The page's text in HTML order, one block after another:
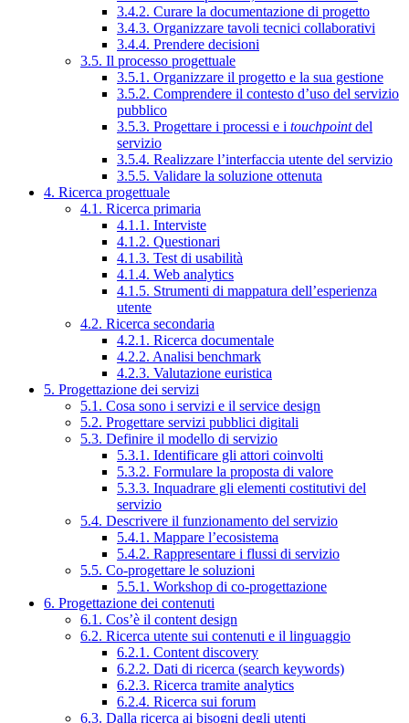
3.4.2. Curare la documentazione di progetto
3.4.3. Organizzare tavoli tecnici collaborativi
3.4.4. Prendere decisioni
3.5. Il processo progettuale
3.5.1. Organizzare il progetto e la sua gestione
3.5.2. Comprendere il contesto d’uso del servizio
pubblico
3.5.3. Progettare i processi e i touchpointdel
servizio
3.5.4. Realizzare l’interfaccia utente del servizio
3.5.5. Validare la soluzione ottenuta
4. Ricerca progettuale
4.1. Ricerca primaria
4.1.1. Interviste
4.1.2. Questionari
4.1.3. Test di usabilità
4.1.4. Web analytics
4.1.5. Strumenti di mappatura dell’esperienza
utente
4.2. Ricerca secondaria
4.2.1. Ricerca documentale
4.2.2. Analisi benchmark
4.2.3. Valutazione euristica
5. Progettazione dei servizi
5.1. Cosa sono i servizi e il service design
5.2. Progettare servizi pubblici digitali
5.3. Definire il modello di servizio
5.3.1. Identificare gli attori coinvolti
5.3.2. Formulare la proposta di valore
5.3.3. Inquadrare gli elementi costitutivi del
servizio
5.4. Descrivere il funzionamento del servizio
5.4.1. Mappare l’ecosistema
5.4.2. Rappresentare i flussi di servizio
5.5. Co-progettare le soluzioni
5.5.1. Workshop di co-progettazione
6. Progettazione dei contenuti
6.1. Cos’è il content design
6.2. Ricerca utente sui contenuti e il linguaggio
6.2.1. Content discovery
6.2.2. Dati di ricerca (search keywords)
6.2.3. Ricerca tramite analytics
6.2.4. Ricerca sui forum
6.3. Dalla ricerca ai bisogni degli utenti